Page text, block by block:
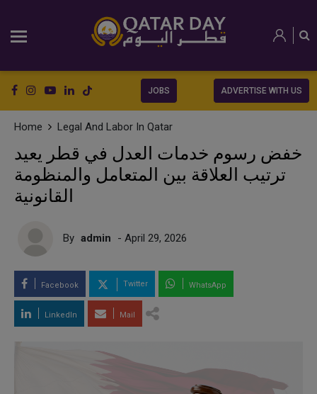
JOBS ADVERTISE WITH US
Home Legal And Labor In Qatar
خفض رسوم خدمات العدل في قطر يعيد
ترتيب العلاقة بين المتعامل والمنظومة
القانونية
By admin - April 29, 2026
Facebook Twitter WhatsApp
LinkedIn Mail